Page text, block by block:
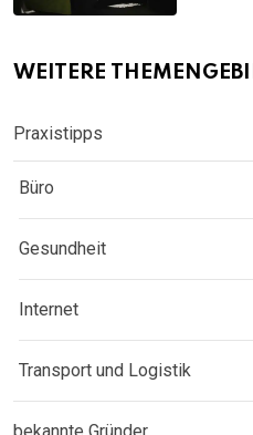
WEITERE
Praxistipps
Büro
Gesundheit
Internet
Transport und Logistik